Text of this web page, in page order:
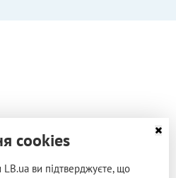
cookies
ви підтверджуєте, що